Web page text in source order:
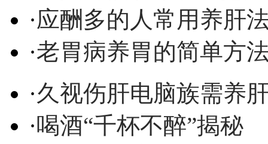
·应酬多的人常用养肝
·老胃病养胃的简单方
·久视伤肝电脑族需养
·喝酒“千杯不醉”揭秘